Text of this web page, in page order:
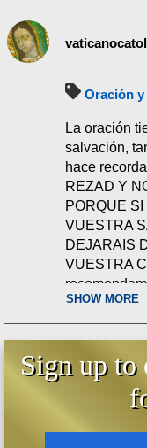
Oración
La oración
salvación,
hace
REZAD Y
PORQUE
VUESTRA
DEJARAIS
VUESTRA
perseverar
esta crisis
que rece
misterios,
salvaran su
necesidad
SHOW MORE
Sign up